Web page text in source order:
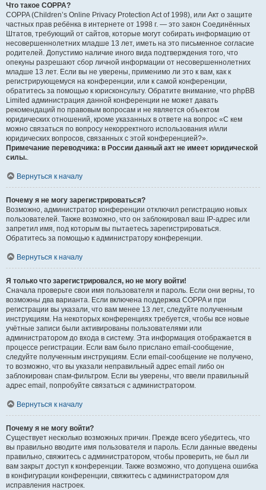
Что такое COPPA?
COPPA (Children’s Online Privacy Protection Act of 1998), или Акт о защите
частных прав ребёнка в интернете от 1998 г. — это закон Соединённых
Штатов, требующий от сайтов, которые могут собирать информацию от
несовершеннолетних младше 13 лет, иметь на это письменное согласие
родителей. Допустимо наличие иного вида подтверждения того, что
опекуны разрешают сбор личной информации от несовершеннолетних
младше 13 лет. Если вы не уверены, применимо ли это к вам, как к
регистрирующемуся на конференции, или к самой конференции,
обратитесь за помощью к юрисконсульту. Обратите внимание, что phpBB
Limited администрация данной конференции не может давать
рекомендаций по правовым вопросам и не является объектом
юридических отношений, кроме указанных в ответе на вопрос «С кем
можно связаться по вопросу некорректного использования и/или
юридических вопросов, связанных с этой конференцией?».
Примечание переводчика: в России данный акт не имеет юридической
силы.
Вернуться к началу
Почему я не могу зарегистрироваться?
Возможно, администратор конференции отключил регистрацию новых
пользователей. Также возможно, что он заблокировал ваш IP-адрес или
запретил имя, под которым вы пытаетесь зарегистрироваться.
Обратитесь за помощью к администратору конференции.
Вернуться к началу
Я только что зарегистрировался, но не могу войти!
Сначала проверьте свои имя пользователя и пароль. Если они верны, то
возможны два варианта. Если включена поддержка COPPA и при
регистрации вы указали, что вам менее 13 лет, следуйте полученным
инструкциям. На некоторых конференциях требуется, чтобы все новые
учётные записи были активированы пользователями или
администратором до входа в систему. Эта информация отображается в
процессе регистрации. Если вам было прислано email-сообщение,
следуйте полученным инструкциям. Если email-сообщение не получено,
то возможно, что вы указали неправильный адрес email либо он
заблокирован спам-фильтром. Если вы уверены, что ввели правильный
адрес email, попробуйте связаться с администратором.
Вернуться к началу
Почему я не могу войти?
Существует несколько возможных причин. Прежде всего убедитесь, что
вы правильно вводите имя пользователя и пароль. Если данные введены
правильно, свяжитесь с администратором, чтобы проверить, не был ли
вам закрыт доступ к конференции. Также возможно, что допущена ошибка
в конфигурации конференции, свяжитесь с администратором для
исправления настроек.